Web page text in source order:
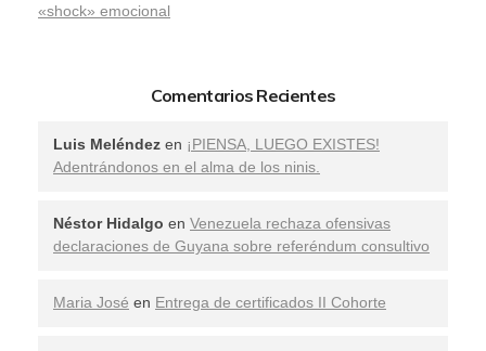
«shock» emocional
Comentarios Recientes
Luis Meléndez en ¡PIENSA, LUEGO EXISTES!
Adentrándonos en el alma de los ninis.
Néstor Hidalgo en Venezuela rechaza ofensivas
declaraciones de Guyana sobre referéndum consultivo
Maria José en Entrega de certificados II Cohorte